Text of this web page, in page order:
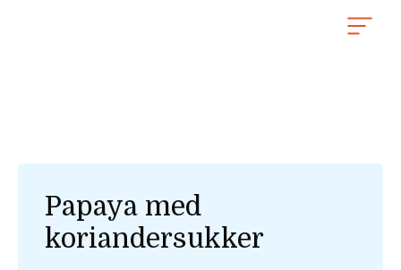
Papaya med
koriandersukker